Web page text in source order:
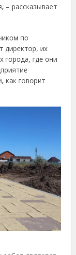
– рассказывает
по
директор, их
города, где они
как говорит